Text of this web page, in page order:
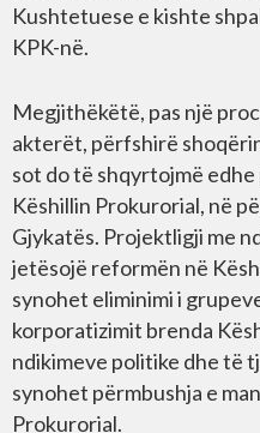
Kushtetuese e kishte
KPK-në.
Megjithëkëtë, pas një
akterët, përfshirë
sot do të shqyrtojmë
Këshillin Prokurorial, në
Gjykatës. Projektligji me
jetësojë reformën në
synohet eliminimi i
korporatizimit brenda
ndikimeve politike dhe të
synohet përmbushja e
Prokurorial.